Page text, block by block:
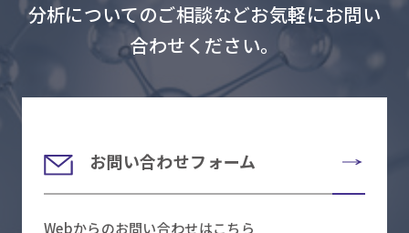
分析についてのご相談などお気軽にお問い
合わせください。
お問い合わせフォーム
Webからのお問い合わせはこちら